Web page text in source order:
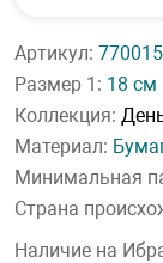
Артикул: 770015
Размер 1: 18 см
Коллекция:
Материал:
Минимальная
Страна
Наличие на